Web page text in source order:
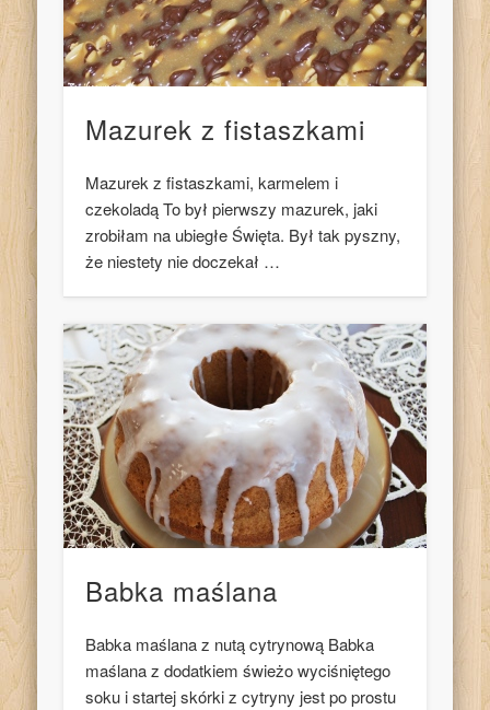
Mazurek z fistaszkami
Mazurek z fistaszkami, karmelem i
czekoladą To był pierwszy mazurek, jaki
zrobiłam na ubiegłe Święta. Był tak pyszny,
że niestety nie doczekał …
Babka maślana
Babka maślana z nutą cytrynową Babka
maślana z dodatkiem świeżo wyciśniętego
soku i startej skórki z cytryny jest po prostu